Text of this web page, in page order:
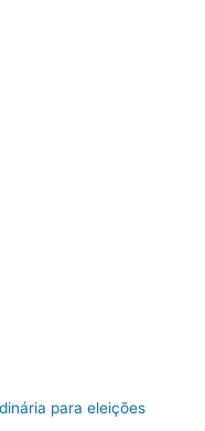
para eleições